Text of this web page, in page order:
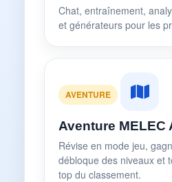
Chat, entraînement,
et générateurs pour les
AVENTURE
Aventure MELEC
Révise en mode jeu,
débloque des niveaux et
top du classement.